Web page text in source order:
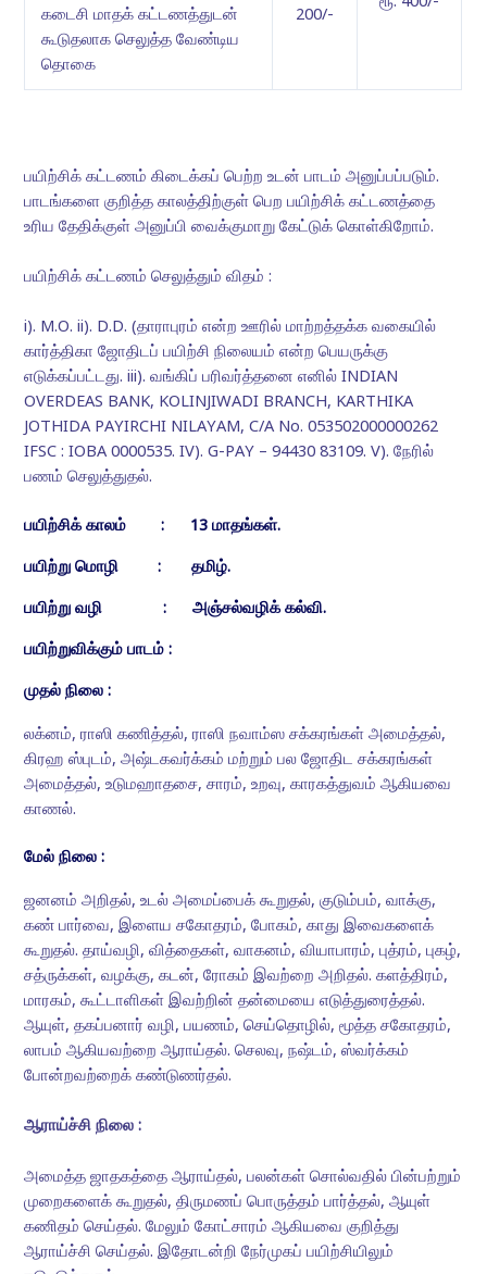
கடைசி மாதக் கட்டணத்துடன்
கூடுதலாக செலுத்த வேண்டிய
தொகை
200/-
பயிற்சிக் கட்டணம் கிடைக்கப் பெற்ற உடன் பாடம் அனுப்பப்படும்.
பாடங்களை குறித்த காலத்திற்குள் பெற பயிற்சிக் கட்டணத்தை
உரிய தேதிக்குள் அனுப்பி வைக்குமாறு கேட்டுக் கொள்கிறோம்.
பயிற்சிக் கட்டணம் செலுத்தும் விதம் :
i). M.O. ii). D.D. (தாராபுரம் என்ற ஊரில் மாற்றத்தக்க வகையில்
கார்த்திகா ஜோதிடப் பயிற்சி நிலையம் என்ற பெயருக்கு
எடுக்கப்பட்டது. iii). வங்கிப் பரிவர்த்தனை எனில் INDIAN
OVERDEAS BANK, KOLINJIWADI BRANCH, KARTHIKA
JOTHIDA PAYIRCHI NILAYAM, C/A No. 053502000000262
IFSC : IOBA 0000535. IV). G-PAY – 94430 83109. V). நேரில்
பணம் செலுத்துதல்.
பயிற்சிக் காலம் : 13 மாதங்கள்.
பயிற்று மொழி : தமிழ்.
பயிற்று வழி : அஞ்சல்வழிக் கல்வி.
பயிற்றுவிக்கும் பாடம் :
முதல் நிலை :
லக்னம், ராஸி கணித்தல், ராஸி நவாம்ஸ சக்கரங்கள் அமைத்தல்,
கிரஹ ஸ்புடம், அஷ்டகவர்க்கம் மற்றும் பல ஜோதிட சக்கரங்கள்
அமைத்தல், உடுமஹாதசை, சாரம், உறவு, காரகத்துவம் ஆகியவை
காணல்.
மேல் நிலை :
ஜனனம் அறிதல், உடல் அமைப்பைக் கூறுதல், குடும்பம், வாக்கு,
கண் பார்வை, இளைய சகோதரம், போகம், காது இவைகளைக்
கூறுதல். தாய்வழி, வித்தைகள், வாகனம், வியாபாரம், புத்ரம், புகழ்,
சத்ருக்கள், வழக்கு, கடன், ரோகம் இவற்றை அறிதல். களத்திரம்,
மாரகம், கூட்டாளிகள் இவற்றின் தன்மையை எடுத்துரைத்தல்.
ஆயுள், தகப்பனார் வழி, பயணம், செய்தொழில், மூத்த சகோதரம்,
லாபம் ஆகியவற்றை ஆராய்தல். செலவு, நஷ்டம், ஸ்வர்க்கம்
போன்றவற்றைக் கண்டுணர்தல்.
ஆராய்ச்சி நிலை :
அமைத்த ஜாதகத்தை ஆராய்தல், பலன்கள் சொல்வதில் பின்பற்றும்
முறைகளைக் கூறுதல், திருமணப் பொருத்தம் பார்த்தல், ஆயுள்
கணிதம் செய்தல். மேலும் கோட்சாரம் ஆகியவை குறித்து
ஆராய்ச்சி செய்தல். இதோடன்றி நேர்முகப் பயிற்சியிலும்